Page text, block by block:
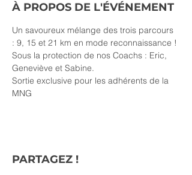
À PROPOS DE L'ÉVÉNEMENT
Un savoureux mélange des trois parcours
: 9, 15 et 21 km en mode reconnaissance !
Sous la protection de nos Coachs : Eric,
Geneviève et Sabine.
Sortie exclusive pour les adhérents de la
MNG
PARTAGEZ !